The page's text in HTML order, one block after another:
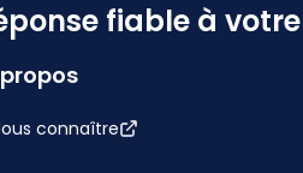
fiable à
connaître